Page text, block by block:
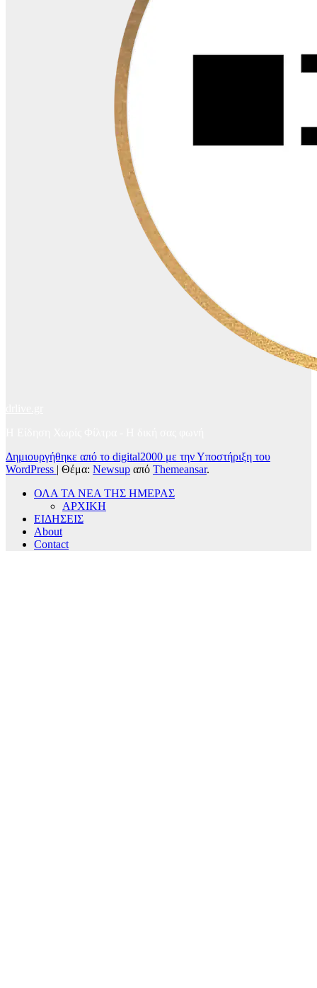
Δημιουργήθηκε από το digital2000 με την Υποστήριξη του
WordPress | Θέμα: Newsup από Themeansar.
ΟΛΑ ΤΑ ΝΕΑ ΤΗΣ ΗΜΕΡΑΣ
ΑΡΧΙΚΗ
ΕΙΔΗΣΕΙΣ
About
Contact